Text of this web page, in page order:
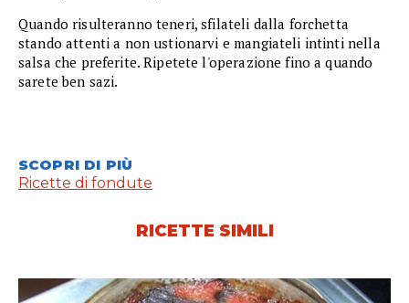
Quando risulteranno teneri, sfilateli dalla forchetta
stando attenti a non ustionarvi e mangiateli intinti nella
salsa che preferite. Ripetete l'operazione fino a quando
sarete ben sazi.
SCOPRI DI PIÙ
Ricette di fondute
RICETTE SIMILI